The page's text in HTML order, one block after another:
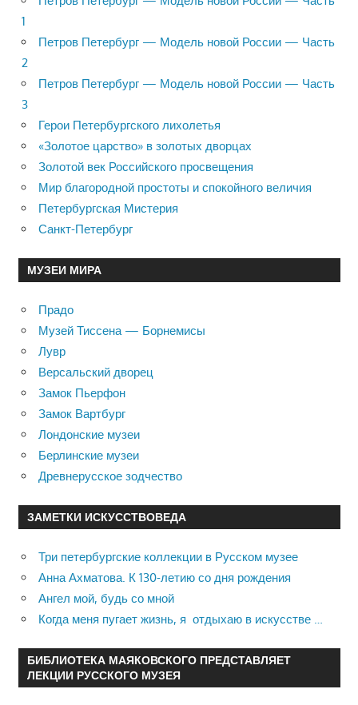
1
Петров Петербург — Модель новой России — Часть
2
Петров Петербург — Модель новой России — Часть
3
Герои Петербургского лихолетья
«Золотое царство» в золотых дворцах
Золотой век Российского просвещения
Мир благородной простоты и спокойного величия
Петербургская Мистерия
Санкт-Петербург
МУЗЕИ МИРА
Прадо
Музей Тиссена — Борнемисы
Лувр
Версальский дворец
Замок Пьерфон
Замок Вартбург
Лондонские музеи
Берлинские музеи
Древнерусское зодчество
ЗАМЕТКИ ИСКУССТВОВЕДА
Три петербургские коллекции в Русском музее
Анна Ахматова. К 130-летию со дня рождения
Ангел мой, будь со мной
Когда меня пугает жизнь, я отдыхаю в искусстве …
БИБЛИОТЕКА МАЯКОВСКОГО ПРЕДСТАВЛЯЕТ
ЛЕКЦИИ РУССКОГО МУЗЕЯ